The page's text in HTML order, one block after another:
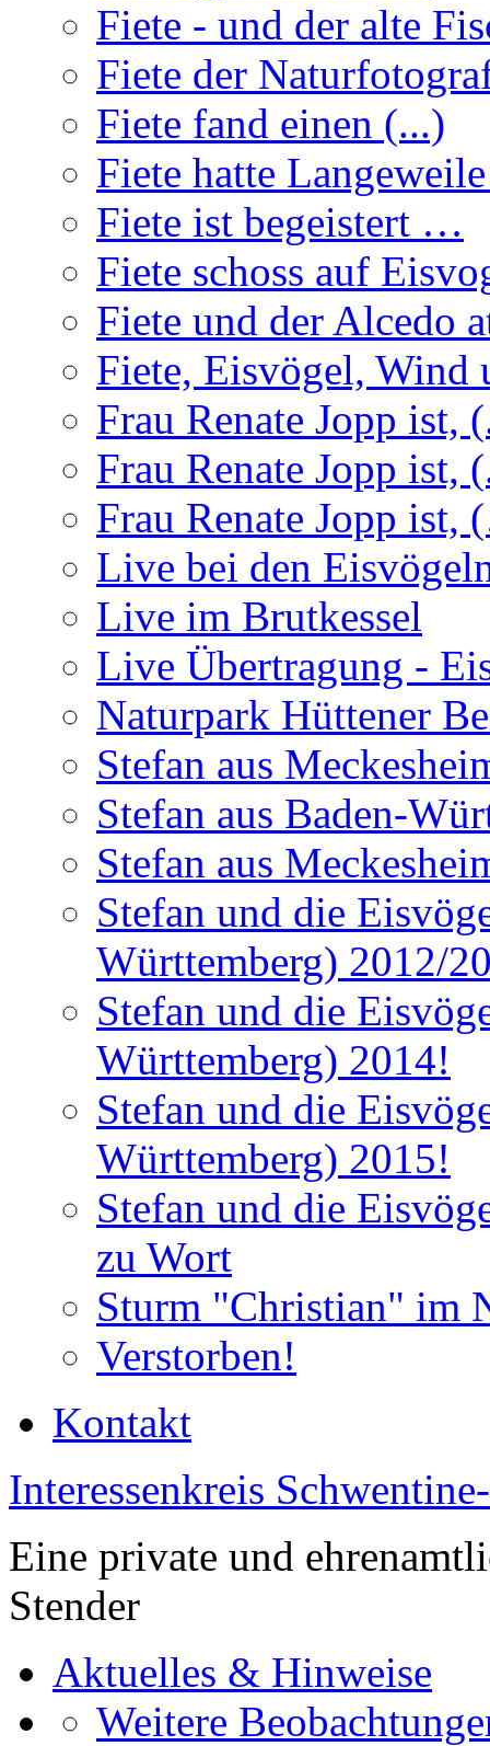
Fiete - und der alte
Fiete der
Fiete fand einen (...)
Fiete hatte
Fiete ist begeistert …
Fiete schoss auf
Fiete und der Alcedo
Fiete, Eisvögel, Wind
Frau Renate Jopp ist,
Frau Renate Jopp ist,
Frau Renate Jopp
Live bei den
Live im Brutkessel
Live Übertragung -
Naturpark Hüttener
Stefan aus
Stefan aus Baden-
Stefan aus
Stefan und die
Württemberg) 2012/
Stefan und die
Württemberg) 2014!
Stefan und die
Württemberg) 2015!
Stefan und die
zu Wort
Sturm "Christian" im
Verstorben!
Kontakt
Interessenkreis
Eine private und
Stender
Aktuelles & Hinweise
Weitere